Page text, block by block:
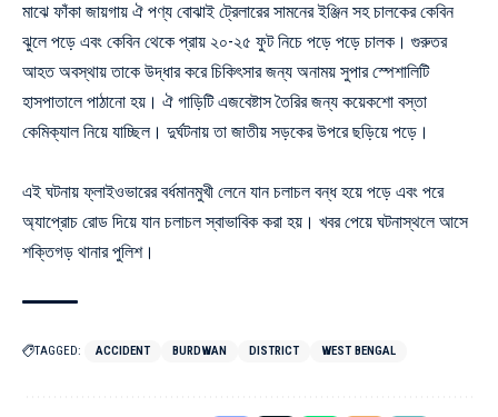
মাঝে ফাঁকা জায়গায় ঐ পণ্য বোঝাই ট্রেলারের সামনের ইঞ্জিন সহ চালকের কেবিন
ঝুলে পড়ে এবং কেবিন থেকে প্রায় ২০-২৫ ফুট নিচে পড়ে পড়ে চালক। গুরুতর
আহত অবস্থায় তাকে উদ্ধার করে চিকিৎসার জন্য অনাময় সুপার স্পেশালিটি
হাসপাতালে পাঠানো হয়। ঐ গাড়িটি এজবেষ্টাস তৈরির জন্য কয়েকশো বস্তা
কেমিক্যাল নিয়ে যাচ্ছিল। দুর্ঘটনায় তা জাতীয় সড়কের উপরে ছড়িয়ে পড়ে।
এই ঘটনায় ফ্লাইওভারের বর্ধমানমুখী লেনে যান চলাচল বন্ধ হয়ে পড়ে এবং পরে
অ্যাপ্রোচ রোড দিয়ে যান চলাচল স্বাভাবিক করা হয়। খবর পেয়ে ঘটনাস্থলে আসে
শক্তিগড় থানার পুলিশ।
TAGGED: ACCIDENT BURDWAN DISTRICT WEST BENGAL